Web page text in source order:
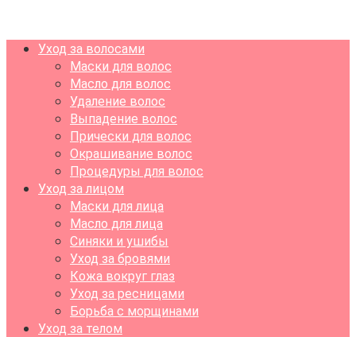
Уход за волосами
Маски для волос
Масло для волос
Удаление волос
Выпадение волос
Прически для волос
Окрашивание волос
Процедуры для волос
Уход за лицом
Маски для лица
Масло для лица
Синяки и ушибы
Уход за бровями
Кожа вокруг глаз
Уход за ресницами
Борьба с морщинами
Уход за телом